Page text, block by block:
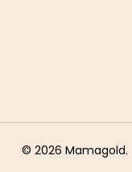
© 2026 Mamagold.